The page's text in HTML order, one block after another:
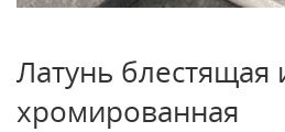
Латунь блестящая
хромированная